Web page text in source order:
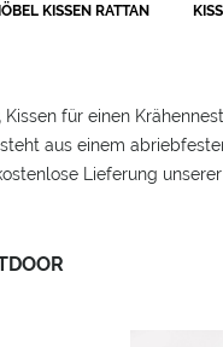
KISSEN RATTAN
Kissen für einen
aus einem
Lieferung